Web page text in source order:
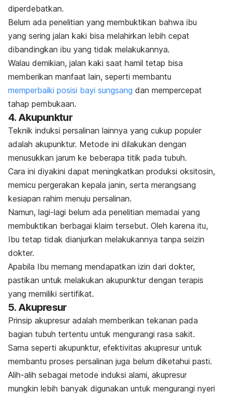
diperdebatkan.
Belum ada penelitian yang membuktikan bahwa ibu
yang sering jalan kaki bisa melahirkan lebih cepat
dibandingkan ibu yang tidak melakukannya.
Walau demikian, jalan kaki saat hamil tetap bisa
memberikan manfaat lain, seperti membantu
memperbaiki posisi bayi sungsang dan mempercepat
tahap pembukaan.
4. Akupunktur
Teknik induksi persalinan lainnya yang cukup populer
adalah akupunktur. Metode ini dilakukan dengan
menusukkan jarum ke beberapa titik pada tubuh.
Cara ini diyakini dapat meningkatkan produksi oksitosin,
memicu pergerakan kepala janin, serta merangsang
kesiapan rahim menuju persalinan.
Namun, lagi-lagi belum ada penelitian memadai yang
membuktikan berbagai klaim tersebut. Oleh karena itu,
Ibu tetap tidak dianjurkan melakukannya tanpa seizin
dokter.
Apabila Ibu memang mendapatkan izin dari dokter,
pastikan untuk melakukan akupunktur dengan terapis
yang memiliki sertifikat.
5. Akupresur
Prinsip akupresur adalah memberikan tekanan pada
bagian tubuh tertentu untuk mengurangi rasa sakit.
Sama seperti akupunktur, efektivitas akupresur untuk
membantu proses persalinan juga belum diketahui pasti.
Alih-alih sebagai metode induksi alami, akupresur
mungkin lebih banyak digunakan untuk mengurangi nyeri